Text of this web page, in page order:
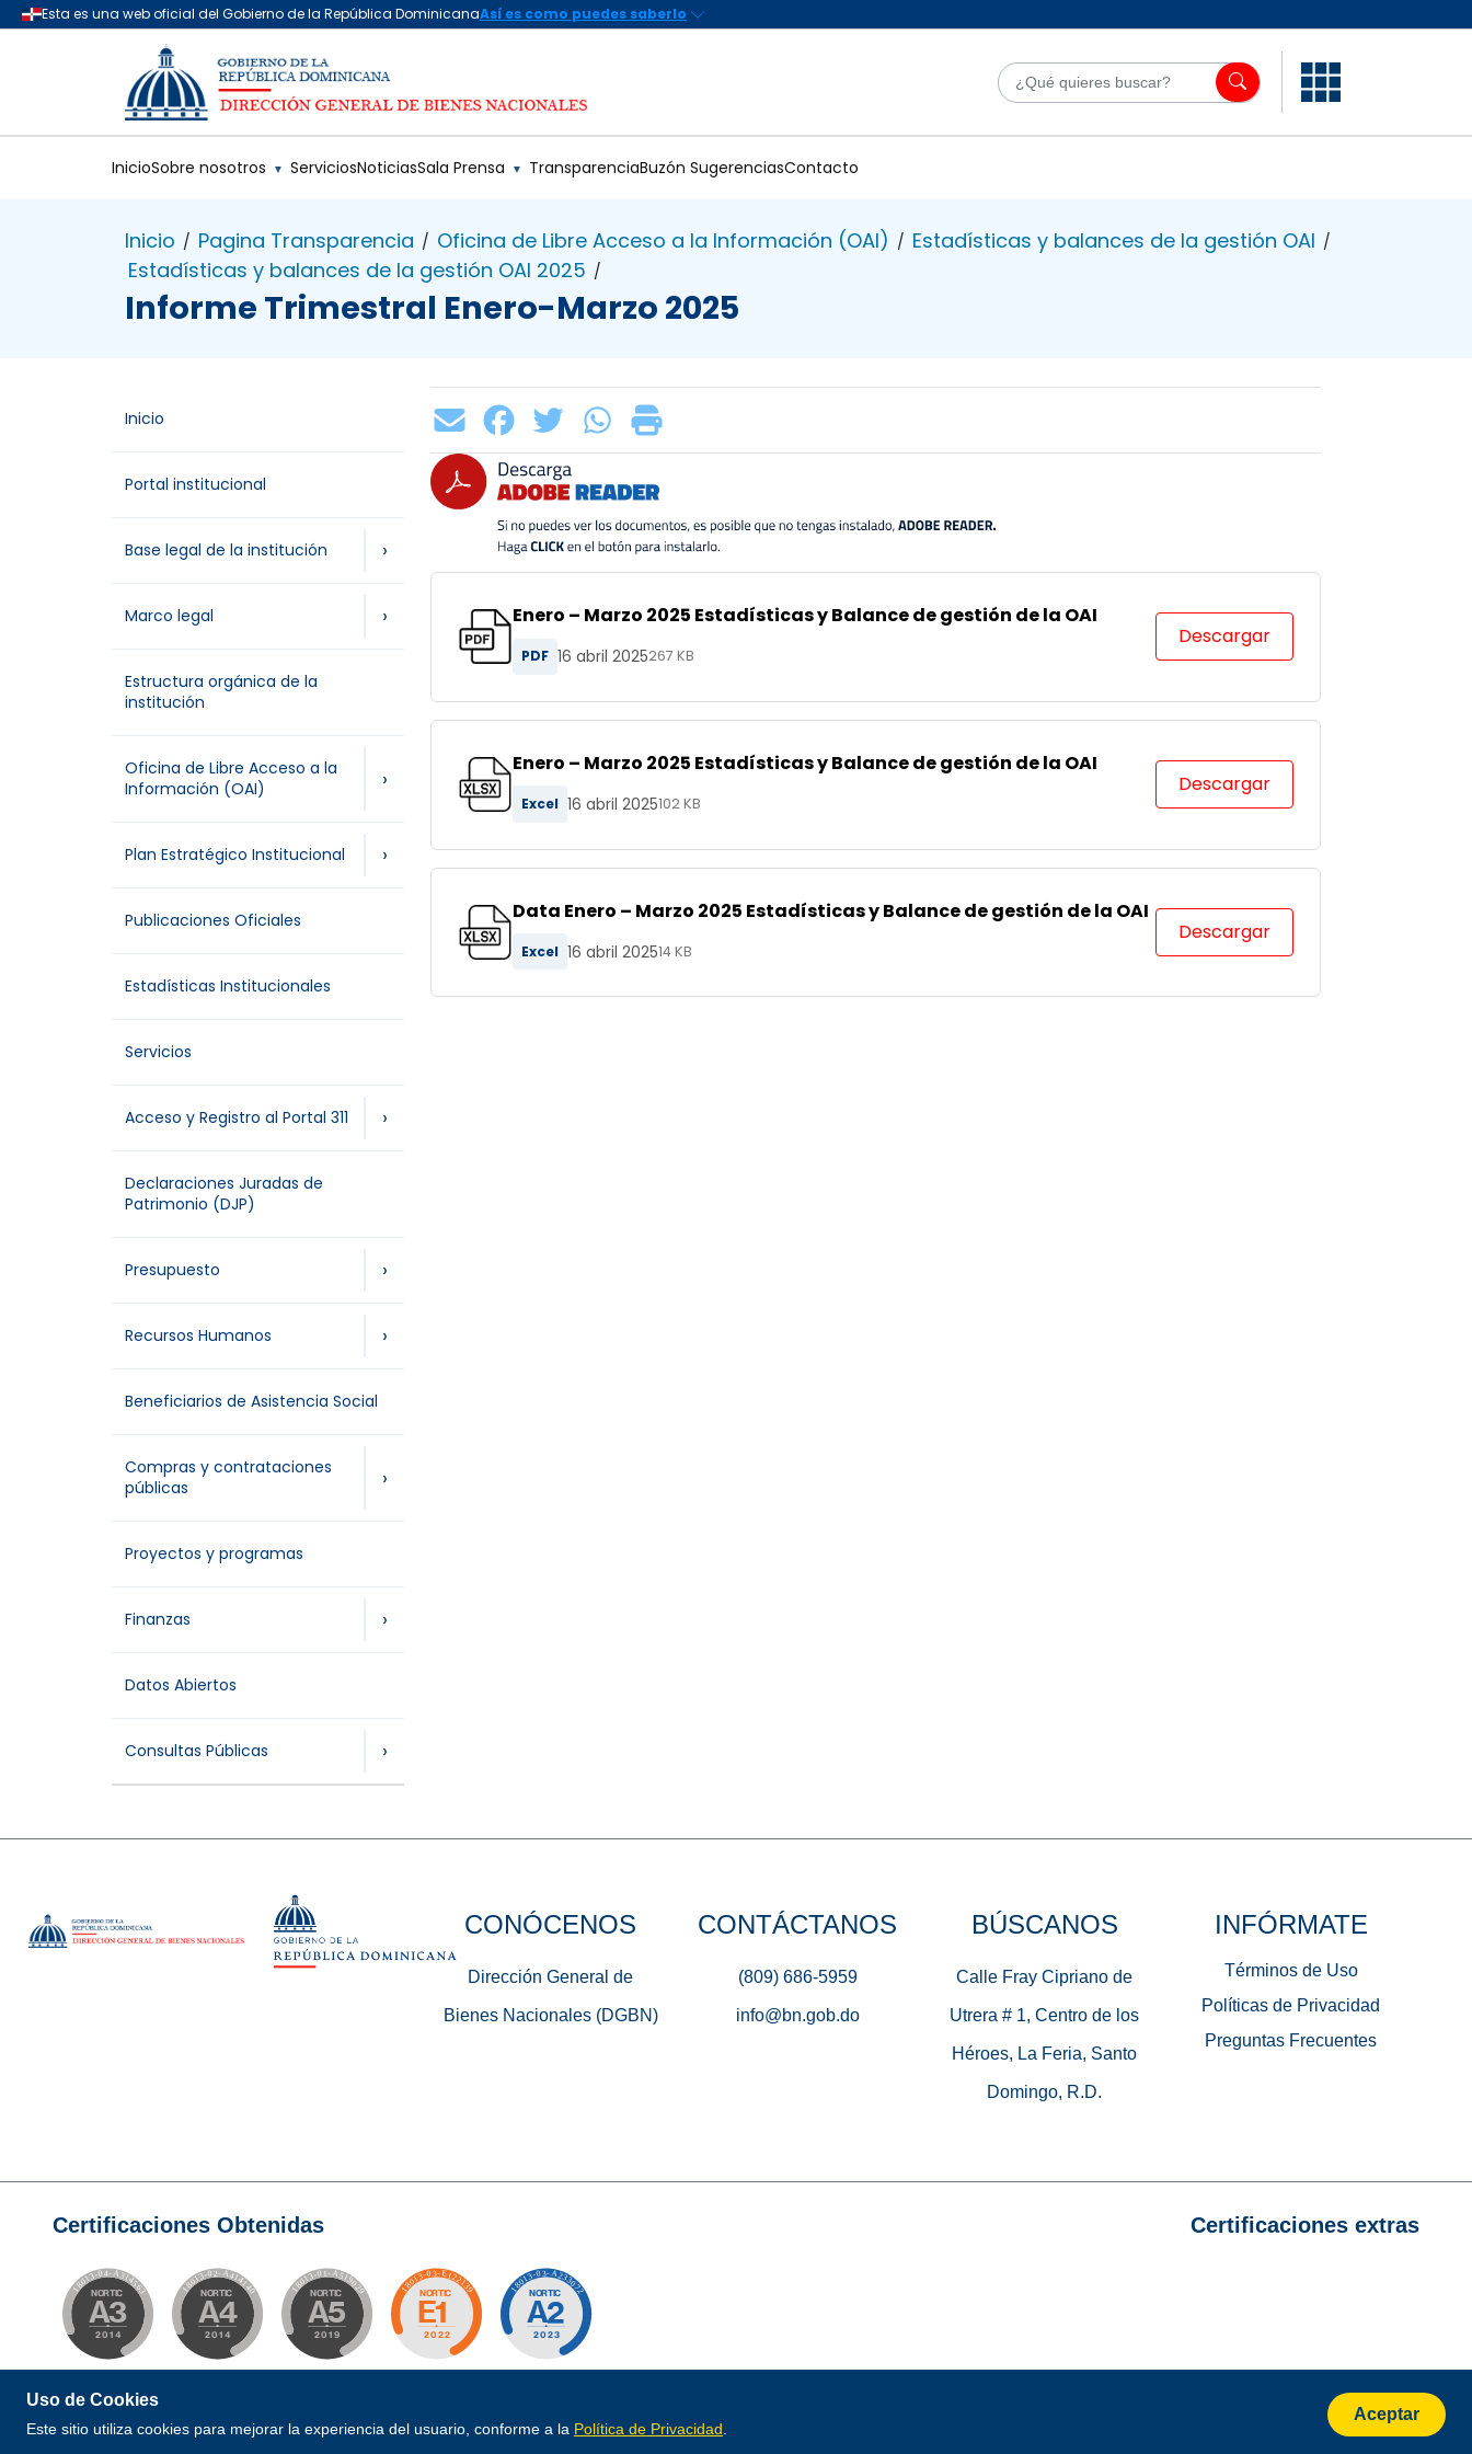
Saltar al contenido principal
InicioSobre nosotros ▼ ServiciosNoticiasSala Prensa ▼ TransparenciaBuzón SugerenciasContacto
Inicio / Pagina Transparencia / Oficina de Libre Acceso a la Información (OAI) / Estadísticas y balances de la gestión OAI /
Estadísticas y balances de la gestión OAI 2025 /
Informe Trimestral Enero-Marzo 2025
Inicio
Portal institucional
Base legal de la institución ›
Marco legal ›
Estructura orgánica de la
institución
Oficina de Libre Acceso a la
Información (OAI)
›
Plan Estratégico Institucional ›
Publicaciones Oficiales
Estadísticas Institucionales
Servicios
Acceso y Registro al Portal 311 ›
Declaraciones Juradas de
Patrimonio (DJP)
Presupuesto ›
Recursos Humanos ›
Beneficiarios de Asistencia Social
Compras y contrataciones
públicas
›
Proyectos y programas
Finanzas ›
Datos Abiertos
Consultas Públicas ›
Enero – Marzo 2025 Estadísticas y Balance de gestión de la OAI
PDF 16 abril 2025267 KB
Descargar
Enero – Marzo 2025 Estadísticas y Balance de gestión de la OAI
Excel 16 abril 2025102 KB
Descargar
Data Enero – Marzo 2025 Estadísticas y Balance de gestión de la OAI
Excel 16 abril 202514 KB
Descargar
CONÓCENOS
Dirección General de
Bienes Nacionales (DGBN)
CONTÁCTANOS
(809) 686-5959
info@bn.gob.do
BÚSCANOS
Calle Fray Cipriano de
Utrera # 1, Centro de los
Héroes, La Feria, Santo
Domingo, R.D.
INFÓRMATE
Términos de Uso
Políticas de Privacidad
Preguntas Frecuentes
Certificaciones Obtenidas Certificaciones extras
© 2026 Todos los Derechos Reservados. Desarrollado por
Uso de Cookies
Este sitio utiliza cookies para mejorar la experiencia del usuario, conforme a la Política de Privacidad
Aceptar